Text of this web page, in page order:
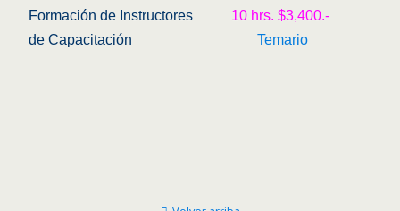
Formación de Instructores
de Capacitación
10 hrs. $3,400.-
Temario